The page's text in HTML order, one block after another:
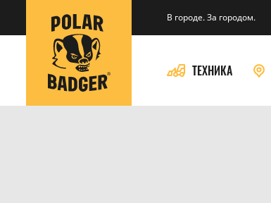
В городе. За городом.
ТЕХНИКА